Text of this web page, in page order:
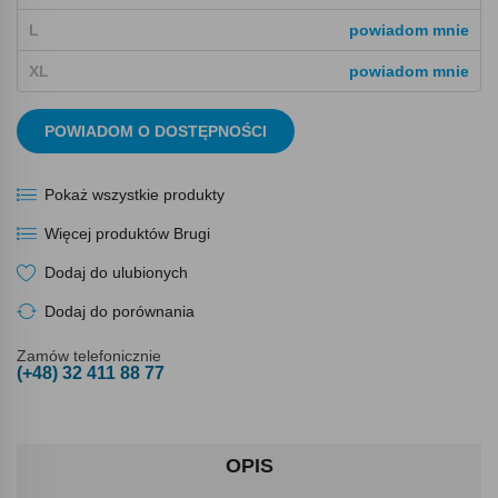
L powiadom mnie
XL powiadom mnie
POWIADOM O DOSTĘPNOŚCI
Pokaż wszystkie produkty
Więcej produktów Brugi
Dodaj do ulubionych
Dodaj do porównania
Zamów telefonicznie
(+48) 32 411 88 77
OPIS